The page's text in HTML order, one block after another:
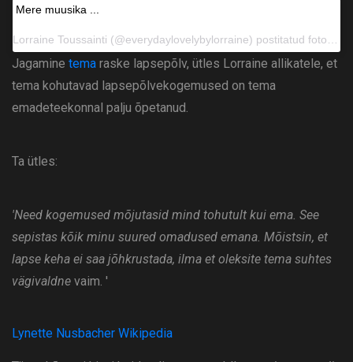
Mere muusika ...
Jagamine tema raske lapsepõlv, ütles Lorraine allikatele, et
tema kohutavad lapsepõlvekogemused on tema
emadeteekonnal palju õpetanud.
Ta ütles:
'Need kogemused mõjutasid mind tohutult kui ema. See
sepistas kõik minu suured omadused emana. Mõistsin, et
lapse keha ei saa jõhkrustada, ilma et oleksite tema suhtes
vägivaldne vaim. '
Lynette Nusbacher Wikipedia